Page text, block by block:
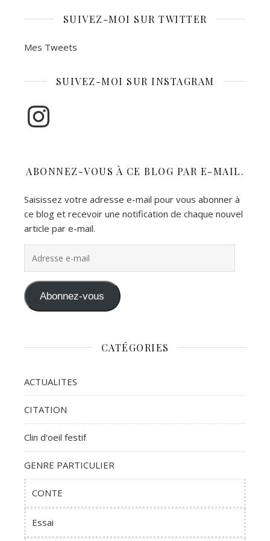
SUIVEZ-MOI SUR TWITTER
Mes Tweets
SUIVEZ-MOI SUR INSTAGRAM
Instagram
ABONNEZ-VOUS À CE BLOG PAR E-MAIL.
Saisissez votre adresse e-mail pour vous abonner à
ce blog et recevoir une notification de chaque nouvel
article par e-mail.
Abonnez-vous
CATÉGORIES
ACTUALITES
CITATION
Clin d'oeil festif
GENRE PARTICULIER
CONTE
Essai